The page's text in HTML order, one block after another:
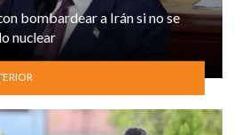
bombardear a Irán si no se
nuclear